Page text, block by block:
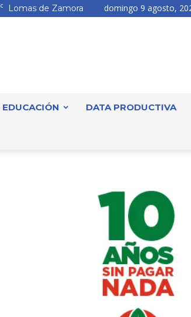
C Lomas de Zamora domingo 9 agosto,
EDUCACIÓN DATA PRODUCTIVA